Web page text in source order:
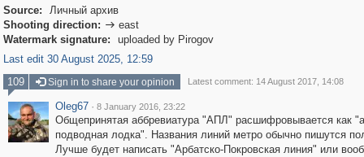
Source:
Личный архив
Shooting direction:  east
Watermark signature:
uploaded by Pirogov
Last edit 30 August 2025, 12:59
109
Sign in to share your opinion Latest comment: 14 August 2017, 14:08
Oleg67 · 8 January 2016, 23:22
Общепринятая аббревиатура "АПЛ" расшифровывается как
подводная лодка". Названия линий метро обычно пишутся
Лучше будет написать "Арбатско-Покровская линия" или